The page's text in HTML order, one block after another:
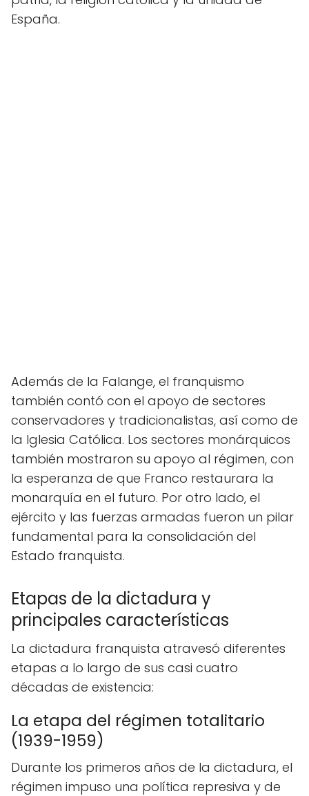
España.
Además de la Falange, el franquismo
también contó con el apoyo de sectores
conservadores y tradicionalistas, así como de
la Iglesia Católica. Los sectores monárquicos
también mostraron su apoyo al régimen, con
la esperanza de que Franco restaurara la
monarquía en el futuro. Por otro lado, el
ejército y las fuerzas armadas fueron un pilar
fundamental para la consolidación del
Estado franquista.
Etapas de la dictadura y
principales características
La dictadura franquista atravesó diferentes
etapas a lo largo de sus casi cuatro
décadas de existencia:
La etapa del régimen totalitario
(1939-1959)
Durante los primeros años de la dictadura, el
régimen impuso una política represiva y de